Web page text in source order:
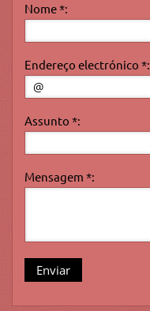
Nome *:
Endereço electrónico *:
Assunto *:
Mensagem *: